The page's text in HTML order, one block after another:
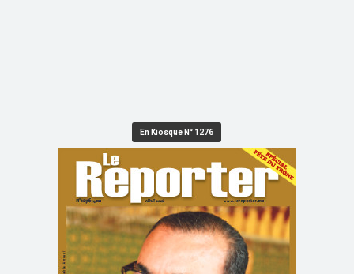
En Kiosque N° 1276